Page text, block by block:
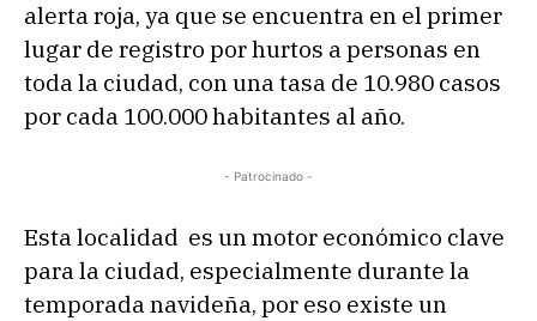
alerta roja, ya que se encuentra en el primer
lugar de registro por hurtos a personas en
toda la ciudad, con una tasa de 10.980 casos
por cada 100.000 habitantes al año.
- Patrocinado -
Esta localidad es un motor económico clave
para la ciudad, especialmente durante la
temporada navideña, por eso existe un